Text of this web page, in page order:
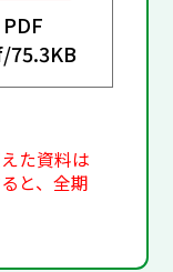
PDF
75.3KB
た資料は
と、全期